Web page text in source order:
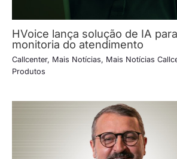
HVoice lança solução de IA para
monitoria do atendimento
Callcenter, Mais Notícias, Mais Notícias
Produtos